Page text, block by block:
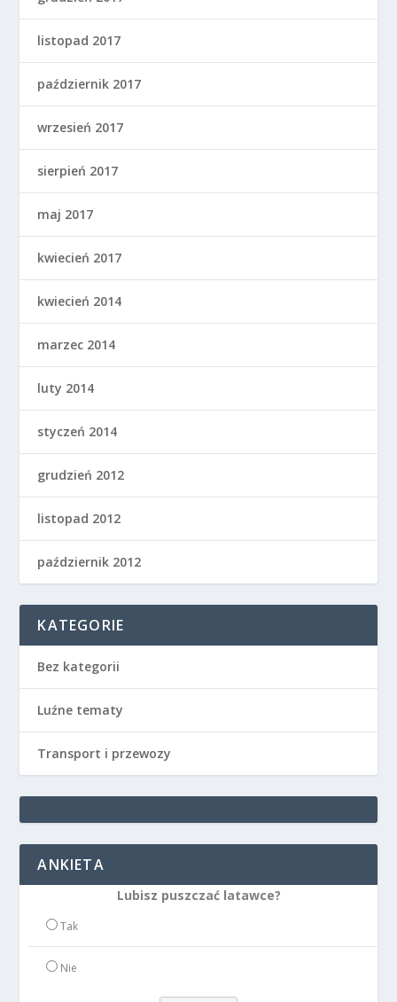
listopad 2017
październik 2017
wrzesień 2017
sierpień 2017
maj 2017
kwiecień 2017
kwiecień 2014
marzec 2014
luty 2014
styczeń 2014
grudzień 2012
listopad 2012
październik 2012
KATEGORIE
Bez kategorii
Luźne tematy
Transport i przewozy
ANKIETA
Lubisz puszczać latawce?
Tak
Nie